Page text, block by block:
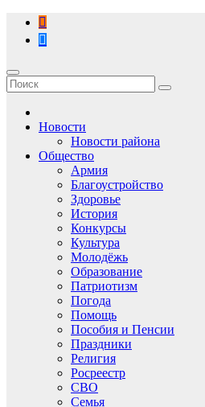
Перейти
содержимому
Новости
Новости района
Общество
Армия
Благоустройство
Здоровье
История
Конкурсы
Культура
Молодёжь
Образование
Патриотизм
Погода
Помощь
Пособия и Пенсии
Праздники
Религия
Росреестр
СВО
Семья